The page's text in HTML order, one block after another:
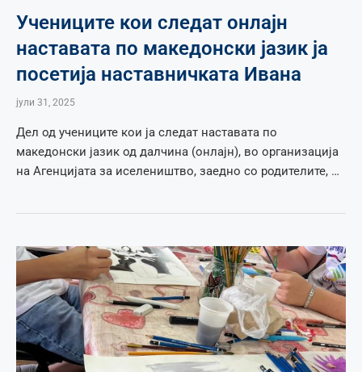
Учениците кои следат онлајн
наставата по македонски јазик ја
посетија наставничката Ивана
јули 31, 2025
Дел од учениците кои ја следат наставата по
македонски јазик од далчина (онлајн), во организација
на Агенцијата за иселеништво, заедно со родителите, …